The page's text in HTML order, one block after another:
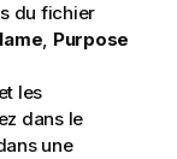
du fichier
, Purpose
les
dans le
une